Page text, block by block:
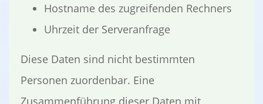
Hostname des zugreifenden Rechners
Uhrzeit der Serveranfrage
Diese Daten sind nicht bestimmten
Personen zuordenbar. Eine
Zusammenführung dieser Daten mit